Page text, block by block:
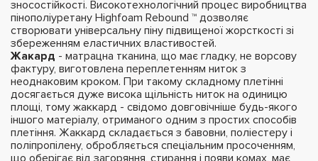
зносостійкості. Високотехнологічний процес виробництва
пінополіуретану Highfoam Rebound ™ дозволяє
створювати універсальну піну підвищеної жорсткості зі
збереженням еластичних властивостей.
Жакард - матрацна тканина, що має гладку, не ворсову
фактуру, виготовлена ​​переплетенням ниток з
неоднаковим кроком. При такому складному плетінні
досягається дуже висока щільність ниток на одиницю
площі, тому жаккард - свідомо довговічніше будь-якого
іншого матеріалу, отриманого одним з простих способів
плетіння. Жаккард складається з бавовни, поліестеру і
поліпропілену, обробляється спеціальним просоченням,
що оберігає від загоряння, стирання і появи комах, має